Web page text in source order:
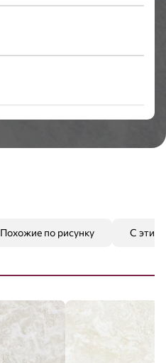
Похожие по рисунку С этим